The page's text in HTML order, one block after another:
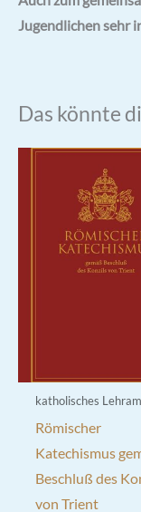
Jugendlichen sehr
Das könnte
katholisches
Römischer
Katechismus
Beschluß des
von Trient